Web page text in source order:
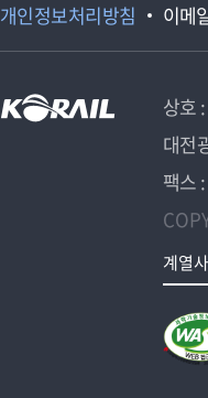
개인정보처리방침 이메
상호
대전
팩스
계열사